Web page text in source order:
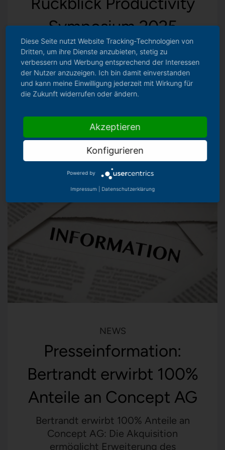
Symposium 2025
Strukturkrise in Deutschland - Wege
und Lösungen für den Mittelstand. Mit
240 Teilnehmenden war das 6.
AG in Kooperation mit der Bansbach
GmbH so gut besucht wie nie zuvor.
Mehr
NEWS
Presseinformation:
Bertrandt erwirbt 100%
Anteile an Concept AG
Bertrandt erwirbt 100% Anteile an
Concept AG: Die Akquisition
ermöglicht Erweiterung des
Diese Seite nutzt Website Tracking-Technologien von
Dritten, um ihre Dienste anzubieten, stetig zu
verbessern und Werbung entsprechend der Interessen
der Nutzer anzuzeigen. Ich bin damit einverstanden
und kann meine Einwilligung jederzeit mit Wirkung für
die Zukunft widerrufen oder ändern.
Akzeptieren
Konfigurieren
Powered by
Impressum Datenschutzerklärung